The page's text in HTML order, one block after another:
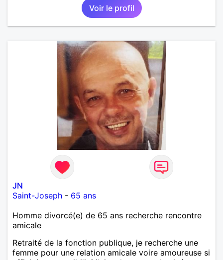
Voir le profil
JN
Saint-Joseph - 65 ans
Homme divorcé(e) de 65 ans recherche rencontre
amicale
Retraité de la fonction publique, je recherche une
femme pour une relation amicale voire amoureuse si